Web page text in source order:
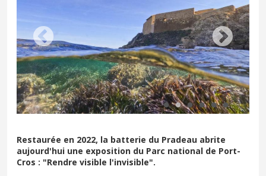
Restaurée en 2022, la batterie du Pradeau abrite
aujourd'hui une exposition du Parc national de Port-
Cros : "Rendre visible l'invisible".